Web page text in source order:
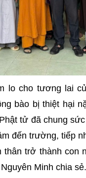
lo cho tương lai
bào bị thiệt hại
tử đã chung
đến trường, tiếp
thân trở thành con
Minh chia sẻ.